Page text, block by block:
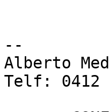
--
Alberto
Telf: 0412